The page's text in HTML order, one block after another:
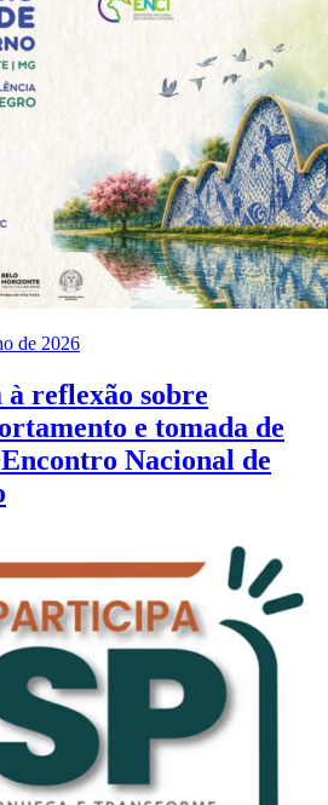
de 2026
reflexão sobre
e tomada de
Nacional de